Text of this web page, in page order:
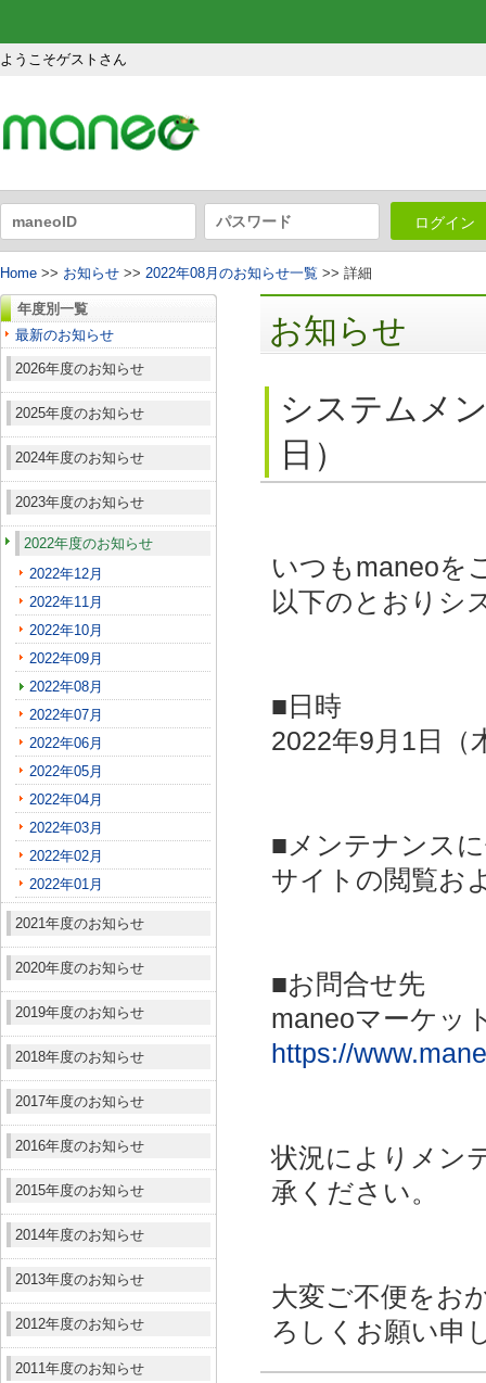
ようこそゲストさん
ログイン
Home >> お知らせ >> 2022年08月のお知らせ一覧 >> 詳細
年度別一覧
最新のお知らせ
2026年度のお知らせ
2025年度のお知らせ
2024年度のお知らせ
2023年度のお知らせ
2022年度のお知らせ
2022年12月
2022年11月
2022年10月
2022年09月
2022年08月
2022年07月
2022年06月
2022年05月
2022年04月
2022年03月
2022年02月
2022年01月
2021年度のお知らせ
2020年度のお知らせ
2019年度のお知らせ
2018年度のお知らせ
2017年度のお知らせ
2016年度のお知らせ
2015年度のお知らせ
2014年度のお知らせ
2013年度のお知らせ
2012年度のお知らせ
2011年度のお知らせ
お知らせ
システムメ
日）
いつもmaneoを
以下のとおりシ
■日時
2022年9月1日（
■メンテナンス
サイトの閲覧お
■お問合せ先
maneoマーケッ
https://
状況によりメン
承ください。
大変ご不便をお
ろしくお願い申